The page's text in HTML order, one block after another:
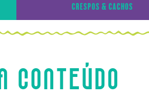
CRESPOS & CACHOS